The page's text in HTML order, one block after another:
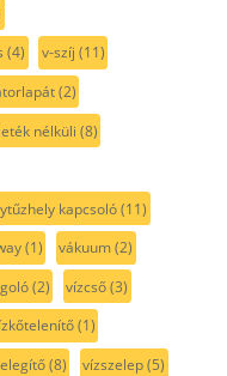
(4) v-szíj (11)
(2)
nélküli (8)
kapcsoló(11)
(1) vákuum(2)
(2) vízcső(3)
(1)
(8) vízszelep(5)